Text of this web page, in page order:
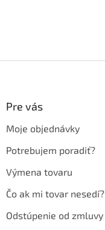
Pre vás
Moje objednávky
Potrebujem poradiť?
Výmena tovaru
Čo ak mi tovar nesedí?
Odstúpenie od zmluvy